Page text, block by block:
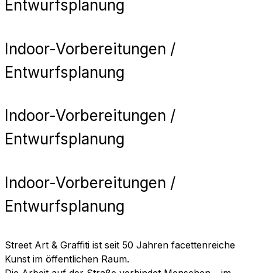
Entwurfsplanung
Indoor-Vorbereitungen /
Entwurfsplanung
Indoor-Vorbereitungen /
Entwurfsplanung
Indoor-Vorbereitungen /
Entwurfsplanung
Street Art & Graffiti ist seit 50 Jahren facettenreiche
Kunst im öffentlichen Raum.